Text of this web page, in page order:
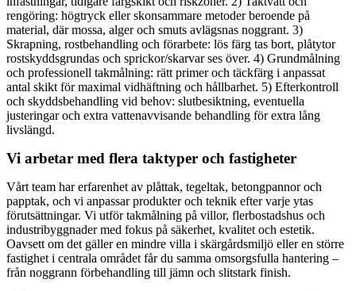
rengöring: högtryck eller skonsammare metoder beroende på
material, där mossa, alger och smuts avlägsnas noggrant. 3)
Skrapning, rostbehandling och förarbete: lös färg tas bort, plåtytor
rostskyddsgrundas och sprickor/skarvar ses över. 4) Grundmålning
och professionell takmålning: rätt primer och täckfärg i anpassat
antal skikt för maximal vidhäftning och hållbarhet. 5) Efterkontroll
och skyddsbehandling vid behov: slutbesiktning, eventuella
justeringar och extra vattenavvisande behandling för extra lång
livslängd.
Vi arbetar med flera taktyper och fastigheter
Vårt team har erfarenhet av plåttak, tegeltak, betongpannor och
papptak, och vi anpassar produkter och teknik efter varje ytas
förutsättningar. Vi utför takmålning på villor, flerbostadshus och
industribyggnader med fokus på säkerhet, kvalitet och estetik.
Oavsett om det gäller en mindre villa i skärgårdsmiljö eller en större
fastighet i centrala området får du samma omsorgsfulla hantering –
från noggrann förbehandling till jämn och slitstark finish.